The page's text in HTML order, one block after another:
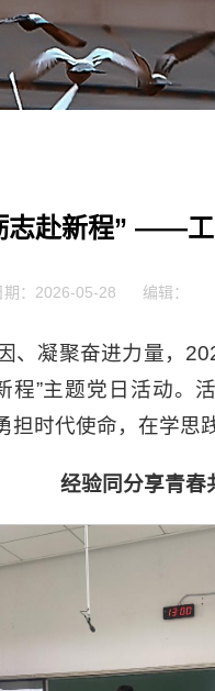
志赴新程” ——
期：2026-05-28 编辑：
、凝聚奋进力量，
程”主题党日活动。
时代使命，在学思
经验同分享青春